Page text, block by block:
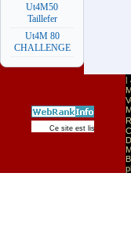
Ut4M50
Taillefer
Ut4M 80
CHALLENGE
Ce site est list� dans
|